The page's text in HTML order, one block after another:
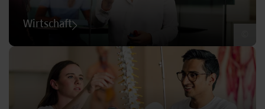
Wirtschaft